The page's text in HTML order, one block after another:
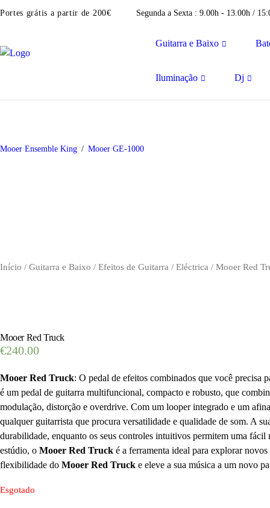
Portes grátis a partir de 200€ Segunda a Sexta : 9.00h - 13.00h /
Guitarra e Baixo
Iluminação Dj
Mooer Ensemble King Mooer GE-1000
Início / Guitarra e Baixo / Efeitos de Guitarra / Eléctrica / Mooer Red
Mooer Red Truck
€240.00
Mooer Red Truck: O pedal de efeitos combinados que você precisa
é um pedal de guitarra multifuncional, compacto e robusto, que
modulação, distorção e overdrive. Com um looper integrado e um
qualquer guitarrista que procura versatilidade e qualidade de som. A
durabilidade, enquanto os seus controles intuitivos permitem uma
estúdio, o Mooer Red Truck é a ferramenta ideal para explorar
flexibilidade do Mooer Red Truck e eleve a sua música a um novo
Esgotado